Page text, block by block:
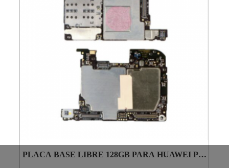
PLACA BASE LIBRE 128GB PARA HUAWEI P20